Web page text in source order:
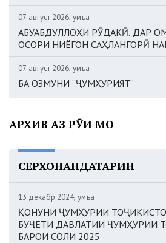
07 август 2026, Ҷумъа
АБУАБДУЛЛОҲИ РӮДАКӢ. ДАР
ОСОРИ НИЁГОН САҲЛАНГОРӢ
07 август 2026, Ҷумъа
БА ОЗМУНИ “ҶУМҲУРИЯТ”
АРХИВ АЗ РӮИ МОҲ
СЕРХОНАНДАТАРИН
13 декабр 2024, Ҷумъа
ҚОНУНИ ҶУМҲУРИИ
БУҶЕТИ ДАВЛАТИИ ҶУМҲУРИИ
БАРОИ СОЛИ 2025